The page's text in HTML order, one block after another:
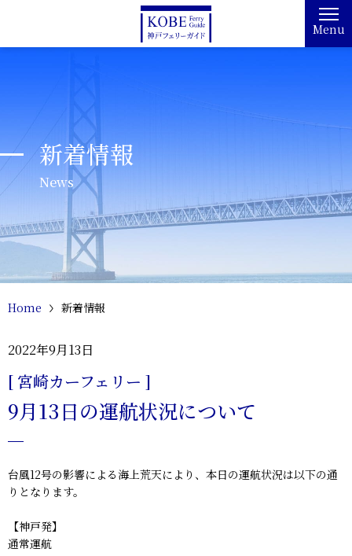
Menu
新着情報
News
Home 新着情報
2022年9月13日
[ 宮崎カーフェリー ]
9月13日の運航状況について
台風12号の影響による海上荒天により、本日の運航状況は以下の通
りとなります。
【神戸発】
通常運航